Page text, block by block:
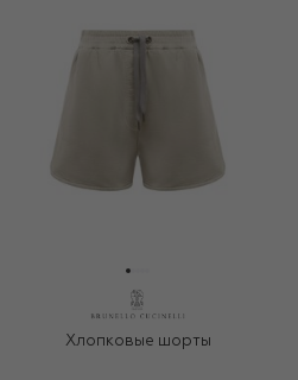
Хлопковые шорты